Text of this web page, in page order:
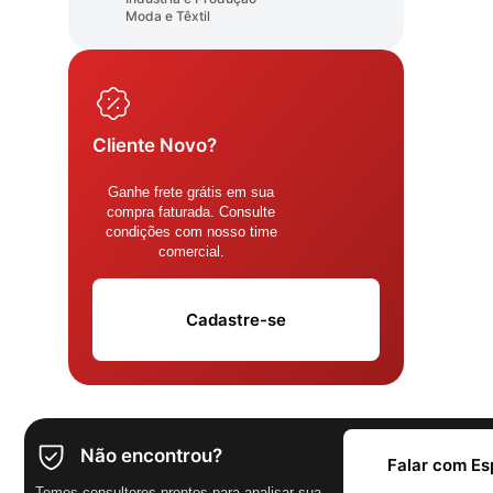
Moda e Têxtil
Cliente Novo?
Ganhe frete grátis em sua
compra faturada. Consulte
condições com nosso time
comercial.
Cadastre-se
Não encontrou? Falar com